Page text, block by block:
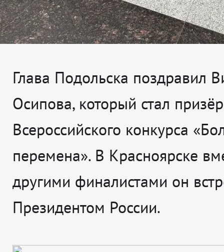
Глава Подольска поздравил
Осипова, который стал
Всероссийского конкурса
перемена». В Красноярске
другими финалистами он
Президентом России.